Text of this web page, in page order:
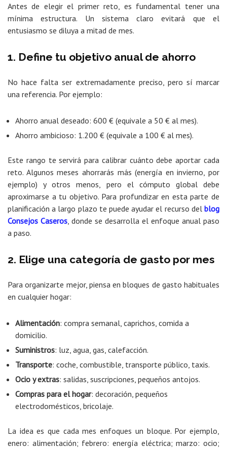
Antes de elegir el primer reto, es fundamental tener una
mínima estructura. Un sistema claro evitará que el
entusiasmo se diluya a mitad de mes.
1. Define tu objetivo anual de ahorro
No hace falta ser extremadamente preciso, pero sí marcar
una referencia. Por ejemplo:
Ahorro anual deseado: 600 € (equivale a 50 € al mes).
Ahorro ambicioso: 1.200 € (equivale a 100 € al mes).
Este rango te servirá para calibrar cuánto debe aportar cada
reto. Algunos meses ahorrarás más (energía en invierno, por
ejemplo) y otros menos, pero el cómputo global debe
aproximarse a tu objetivo. Para profundizar en esta parte de
planificación a largo plazo te puede ayudar el recurso del blog
Consejos Caseros , donde se desarrolla el enfoque anual paso
a paso.
2. Elige una categoría de gasto por mes
Para organizarte mejor, piensa en bloques de gasto habituales
en cualquier hogar:
Alimentación: compra semanal, caprichos, comida a
domicilio.
Suministros: luz, agua, gas, calefacción.
Transporte: coche, combustible, transporte público, taxis.
Ocio y extras: salidas, suscripciones, pequeños antojos.
Compras para el hogar: decoración, pequeños
electrodomésticos, bricolaje.
La idea es que cada mes enfoques un bloque. Por ejemplo,
enero: alimentación; febrero: energía eléctrica; marzo: ocio;